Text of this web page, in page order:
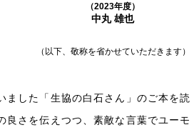
（2023年度）
中丸 雄也
（以下、敬称を省かせていただきます）
ました「生協の白石さん」のご本を読
良さを伝えつつ、素敵な言葉でユーモ